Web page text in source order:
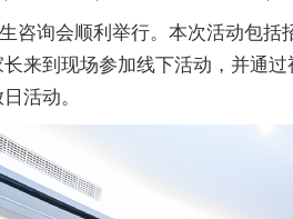
咨询会顺利举行。本次活动包
来到现场参加线下活动，并通
活动。